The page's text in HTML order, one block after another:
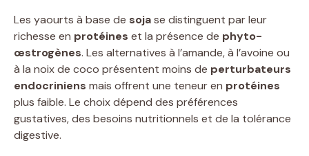
Les yaourts à base de sojase distinguent par leur
richesse en protéines et la présence de phyto-
œstrogènes. Les alternatives à l’amande, à l’avoine ou
à la noix de coco présentent moins de perturbateurs
endocriniens mais offrent une teneur en protéines
plus faible. Le choix dépend des préférences
gustatives, des besoins nutritionnels et de la tolérance
digestive.